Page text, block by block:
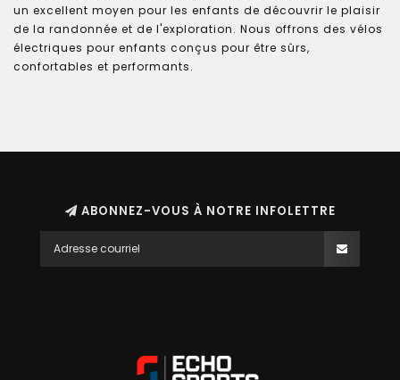
un excellent moyen pour les enfants de découvrir le plaisir
de la randonnée et de l'exploration. Nous offrons des vélos
électriques pour enfants conçus pour être sûrs,
confortables et performants.
ABONNEZ-VOUS À NOTRE INFOLETTRE